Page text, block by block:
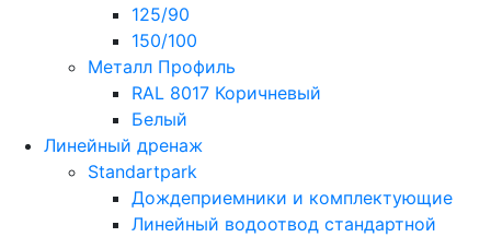
125/90
150/100
Металл Профиль
RAL 8017 Коричневый
Белый
Линейный дренаж
Standartpark
Дождеприемники и комплектующие
Линейный водоотвод стандартной